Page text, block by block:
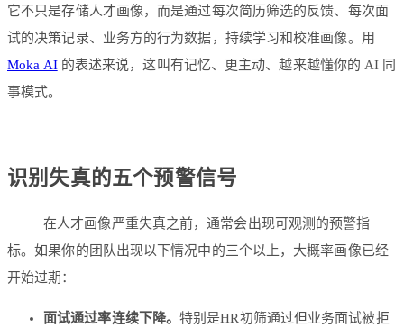
它不只是存储人才画像，而是通过每次简历筛选的反馈、每次面
试的决策记录、业务方的行为数据，持续学习和校准画像。用
Moka AI的表述来说，这叫有记忆、更主动、越来越懂你的 AI 同
事模式。
识别失真的五个预警信号
在人才画像严重失真之前，通常会出现可观测的预警指
标。如果你的团队出现以下情况中的三个以上，大概率画像已经
开始过期：
面试通过率连续下降。 特别是HR初筛通过但业务面试被拒